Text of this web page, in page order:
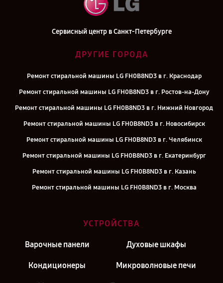
Сервисный центр в Санкт-Петербурге
ДРУГИЕ ГОРОДА
Ремонт стиральной машины LG FH0B8ND3 в г. Краснодар
Ремонт стиральной машины LG FH0B8ND3 в г. Ростов-на-Дону
Ремонт стиральной машины LG FH0B8ND3 в г. Нижний Новгород
Ремонт стиральной машины LG FH0B8ND3 в г. Новосибирск
Ремонт стиральной машины LG FH0B8ND3 в г. Челябинск
Ремонт стиральной машины LG FH0B8ND3 в г. Екатеринбург
Ремонт стиральной машины LG FH0B8ND3 в г. Казань
Ремонт стиральной машины LG FH0B8ND3 в г. Москва
УСТРОЙСТВА
Варочные панели Духовые шкафы
Кондиционеры Микроволновые печи